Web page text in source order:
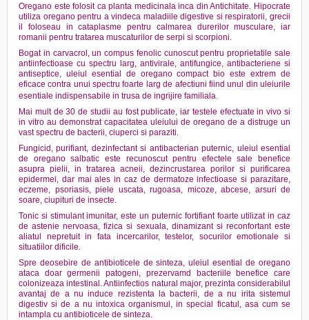
Oregano este folosit ca planta medicinala inca din Antichitate. Hipocrate
utiliza oregano pentru a vindeca maladiile digestive si respiratorii, grecii
il foloseau in cataplasme pentru calmarea durerilor musculare, iar
romanii pentru tratarea muscaturilor de serpi si scorpioni.
Bogat in carvacrol, un compus fenolic cunoscut pentru proprietatile sale
antiinfectioase cu spectru larg, antivirale, antifungice, antibacteriene si
antiseptice, uleiul esential de oregano compact bio este extrem de
eficace contra unui spectru foarte larg de afectiuni fiind unul din uleiurile
esentiale indispensabile in trusa de ingrijire familiala.
Mai mult de 30 de studii au fost publicate, iar testele efectuate in vivo si
in vitro au demonstrat capacitatea uleiului de oregano de a distruge un
vast spectru de bacterii, ciuperci si paraziti.
Fungicid, purifiant, dezinfectant si antibacterian puternic, uleiul esential
de oregano salbatic este recunoscut pentru efectele sale benefice
asupra pielii, in tratarea acneii, dezincrustarea porilor si purificarea
epidermei, dar mai ales in caz de dermatoze infectioase si parazitare,
eczeme, psoriasis, piele uscata, rugoasa, micoze, abcese, arsuri de
soare, ciupituri de insecte.
Tonic si stimulant imunitar, este un puternic fortifiant foarte utilizat in caz
de astenie nervoasa, fizica si sexuala, dinamizant si reconfortant este
aliatul nepretuit in fata incercarilor, testelor, socurilor emotionale si
situatiilor dificile.
Spre deosebire de antibioticele de sinteza, uleiul esential de oregano
ataca doar germenii patogeni, prezervamd bacteriile benefice care
colonizeaza intestinal. Antiinfectios natural major, prezinta considerabilul
avantaj de a nu induce rezistenta la bacterii, de a nu irita sistemul
digestiv si de a nu intoxica organismul, in special ficatul, asa cum se
intampla cu antibioticele de sinteza.